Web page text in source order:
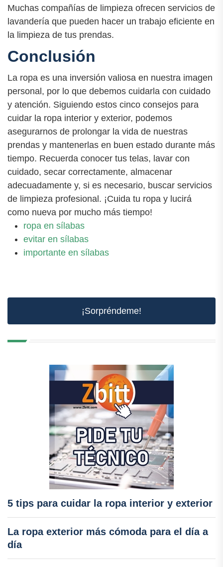
Muchas compañías de limpieza ofrecen servicios de
lavandería que pueden hacer un trabajo eficiente en
la limpieza de tus prendas.
Conclusión
La ropa es una inversión valiosa en nuestra imagen
personal, por lo que debemos cuidarla con cuidado
y atención. Siguiendo estos cinco consejos para
cuidar la ropa interior y exterior, podemos
asegurarnos de prolongar la vida de nuestras
prendas y mantenerlas en buen estado durante más
tiempo. Recuerda conocer tus telas, lavar con
cuidado, secar correctamente, almacenar
adecuadamente y, si es necesario, buscar servicios
de limpieza profesional. ¡Cuida tu ropa y lucirá
como nueva por mucho más tiempo!
ropa en sílabas
evitar en sílabas
importante en sílabas
¡Sorpréndeme!
5 tips para cuidar la ropa interior y exterior
La ropa exterior más cómoda para el día a
día